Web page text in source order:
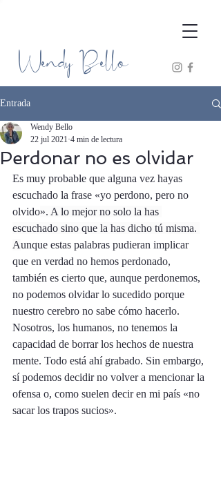
Wendy Bello
Entrada
Perdonar no es olvidar
Wendy Bello
22 jul 2021 4 min de lectura
Es muy probable que alguna vez hayas
escuchado la frase «yo perdono, pero no
olvido». A lo mejor no solo la has
escuchado sino que la has dicho tú misma.
Aunque estas palabras pudieran implicar
que en verdad no hemos perdonado,
también es cierto que, aunque perdonemos,
no podemos olvidar lo sucedido porque
nuestro cerebro no sabe cómo hacerlo.
Nosotros, los humanos, no tenemos la
capacidad de borrar los hechos de nuestra
mente. Todo está ahí grabado. Sin embargo,
sí podemos decidir no volver a mencionar la
ofensa o, como suelen decir en mi país «no
sacar los trapos sucios».